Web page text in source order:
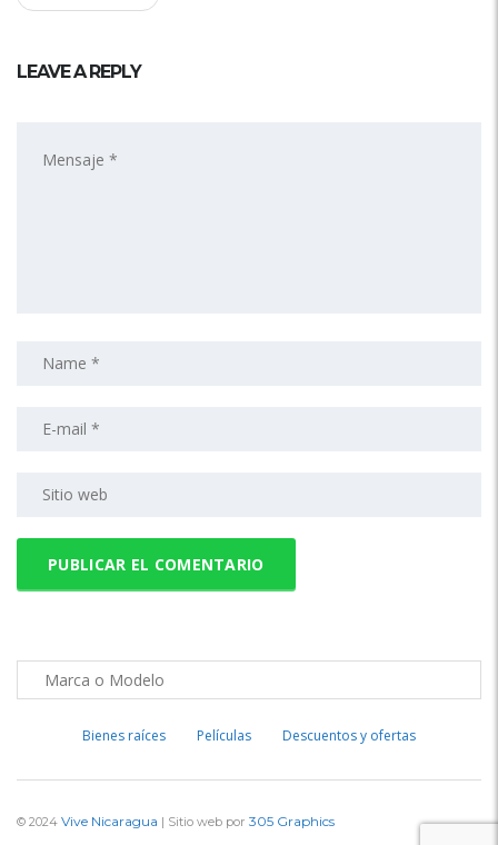
LEAVE A REPLY
Bienes raíces Películas Descuentos y ofertas
© 2024 Vive Nicaragua | Sitio web por 305 Graphics